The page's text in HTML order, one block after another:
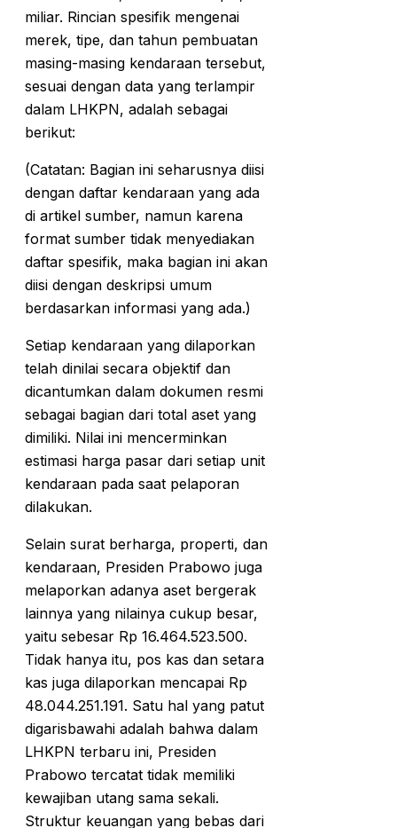
miliar. Rincian spesifik mengenai
merek, tipe, dan tahun pembuatan
masing-masing kendaraan tersebut,
sesuai dengan data yang terlampir
dalam LHKPN, adalah sebagai
berikut:
(Catatan: Bagian ini seharusnya diisi
dengan daftar kendaraan yang ada
di artikel sumber, namun karena
format sumber tidak menyediakan
daftar spesifik, maka bagian ini akan
diisi dengan deskripsi umum
berdasarkan informasi yang ada.)
Setiap kendaraan yang dilaporkan
telah dinilai secara objektif dan
dicantumkan dalam dokumen resmi
sebagai bagian dari total aset yang
dimiliki. Nilai ini mencerminkan
estimasi harga pasar dari setiap unit
kendaraan pada saat pelaporan
dilakukan.
Selain surat berharga, properti, dan
kendaraan, Presiden Prabowo juga
melaporkan adanya aset bergerak
lainnya yang nilainya cukup besar,
yaitu sebesar Rp 16.464.523.500.
Tidak hanya itu, pos kas dan setara
kas juga dilaporkan mencapai Rp
48.044.251.191. Satu hal yang patut
digarisbawahi adalah bahwa dalam
LHKPN terbaru ini, Presiden
Prabowo tercatat tidak memiliki
kewajiban utang sama sekali.
Struktur keuangan yang bebas dari